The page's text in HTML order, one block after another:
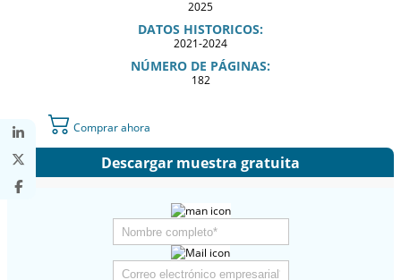
2025
DATOS HISTORICOS:
2021-2024
NÚMERO DE PÁGINAS:
182
Comprar ahora
Descargar muestra gratuita